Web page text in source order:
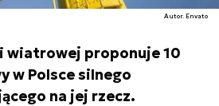
Autor. Envato
wiatrowej proponuje 10
w Polsce silnego
na jej rzecz.